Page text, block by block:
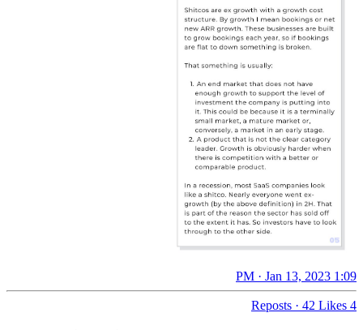
1:09 PM · Jan 13, 2023
4 Reposts
· 42 Likes